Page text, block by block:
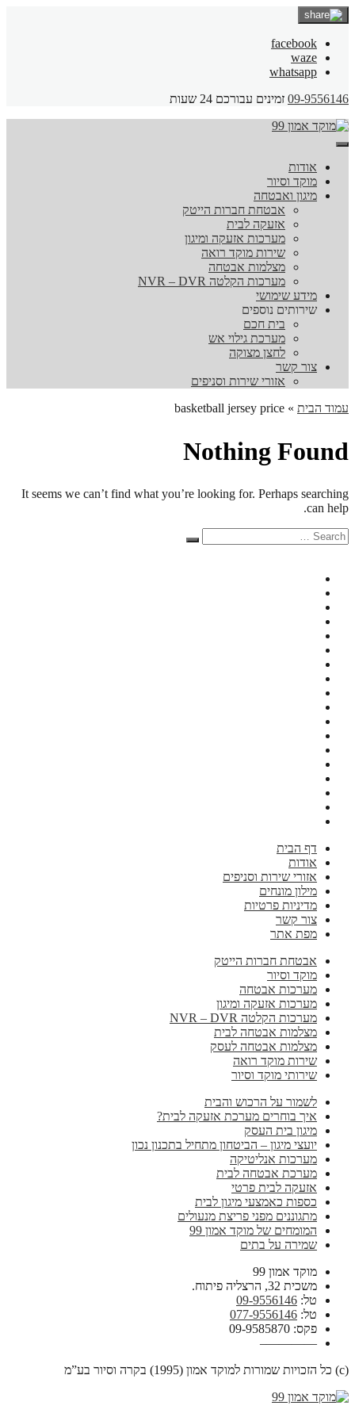
facebook
waze
whatsapp
09-9556146 זמינים עבורכם 24 שעות
אודות
מוקד וסיור
מיגון ואבטחה
אבטחת חברות הייטק
אזעקה לבית
מערכות אזעקה ומיגון
שירות מוקד רואה
מצלמות אבטחה
מערכות הקלטה NVR – DVR
מידע שימושי
שירותים נוספים
בית חכם
מערכת גילוי אש
לחצן מצוקה
צור קשר
אזורי שירות וסניפים
עמוד הבית »
basketball jersey price
Nothing Found
It seems we can’t find what you’re looking for. Perhaps searching
can help.
Search
for:
Search
דף הבית
אודות
אזורי שירות וסניפים
מילון מונחים
מדיניות פרטיות
צור קשר
מפת אתר
אבטחת חברות הייטק
מוקד וסיור
מערכות אבטחה
מערכות אזעקה ומיגון
מערכות הקלטה NVR – DVR
מצלמות אבטחה לבית
מצלמות אבטחה לעסק
שירות מוקד רואה
שירותי מוקד וסיור
לשמור על הרכוש והבית
איך בוחרים מערכת אזעקה לבית?
מיגון בית העסק
יועצי מיגון – הביטחון מתחיל בתכנון נכון
מערכות אנליטיקה
מערכת אבטחה לבית
אזעקה לבית פרטי
כספות כאמצעי מיגון לבית
מתגוננים מפני פריצת מנעולים
המומחים של מוקד אמון 99
שמירה על בתים
מוקד אמון 99
משכית 32, הרצליה פיתוח.
טל: 09-9556146
טל: 077-9556146
פקס: 09-9585870
————–
(c) כל הזכויות שמורות למוקד אמון (1995) בקרה וסיור בע”מ